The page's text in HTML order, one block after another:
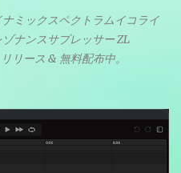
ミックスペクトラムイコライ
ナンスサプレッサー ZL
リース & 無料配布中。